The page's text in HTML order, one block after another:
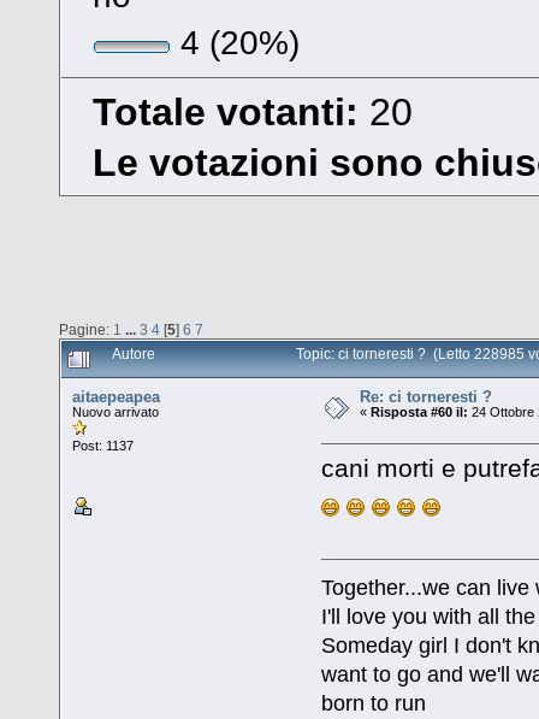
4 (20%)
Totale votanti: 20
Le votazioni sono
Pagine: 1 ... 3 4 [5] 6 7
Autore Topic: ci torneresti ? (Letto 228985
aitaepeapea
Nuovo arrivato
Post: 1137
Re: ci torneresti ?
«Risposta #60 il: 24 Ottobre
cani morti e
Together...we can live
I'll love you with all
Someday girl I don't
want to go and we'll
born to run